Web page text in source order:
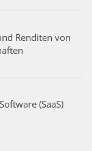
Renditen von
(SaaS)